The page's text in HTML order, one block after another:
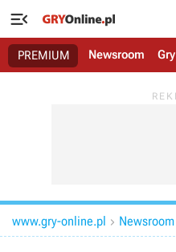

PREMIUM Newsroom Gry
www.gry-online.pl  Newsroom